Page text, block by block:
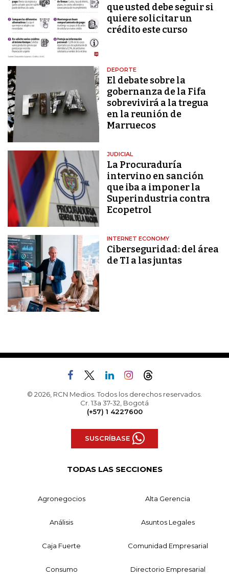
que usted debe seguir si
quiere solicitar un
crédito este curso
DEPORTE
El debate sobre la
gobernanza de la Fifa
sobrevivirá a la tregua
en la reunión de
Marruecos
JUDICIAL
La Procuraduría
intervino en sanción
que iba a imponer la
Superindustria contra
Ecopetrol
INTERNET ECONOMY
Ciberseguridad: del área
de TI a las juntas
© 2026, RCN Medios. Todos los derechos reservados.
Cr. 13a 37-32, Bogotá
(+57) 1 4227600
SUSCRÍBASE
TODAS LAS SECCIONES
Agronegocios Alta Gerencia
Análisis Asuntos Legales
Caja Fuerte Comunidad Empresarial
Consumo Directorio Empresarial